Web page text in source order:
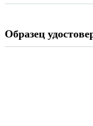
Образец